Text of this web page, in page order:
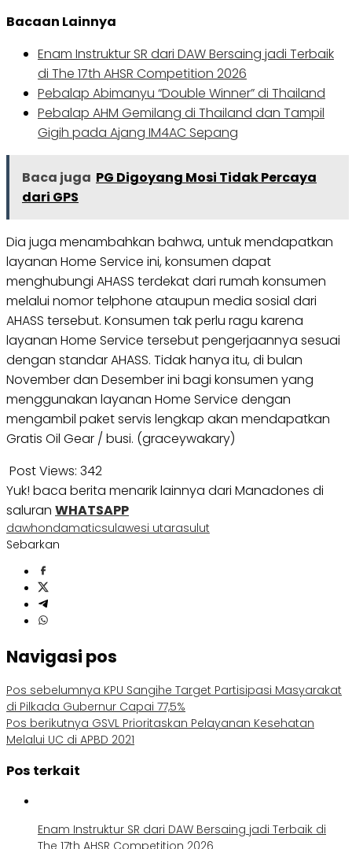
Bacaan Lainnya
Enam Instruktur SR dari DAW Bersaing jadi Terbaik
di The 17th AHSR Competition 2026
Pebalap Abimanyu “Double Winner” di Thailand
Pebalap AHM Gemilang di Thailand dan Tampil
Gigih pada Ajang IM4AC Sepang
Baca juga PG Digoyang Mosi Tidak Percaya
dari GPS
Dia juga menambahkan bahwa, untuk mendapatkan
layanan Home Service ini, konsumen dapat
menghubungi AHASS terdekat dari rumah konsumen
melalui nomor telphone ataupun media sosial dari
AHASS tersebut. Konsumen tak perlu ragu karena
layanan Home Service tersebut pengerjaannya sesuai
dengan standar AHASS. Tidak hanya itu, di bulan
November dan Desember ini bagi konsumen yang
menggunakan layanan Home Service dengan
mengambil paket servis lengkap akan mendapatkan
Gratis Oil Gear / busi. (graceywakary)
Post Views: 342
Yuk! baca berita menarik lainnya dari Manadones di
saluran WHATSAPP
dawhondamaticsulawesi utarasulut
Sebarkan
Navigasi pos
Pos sebelumnya KPU Sangihe Target Partisipasi Masyarakat
di Pilkada Gubernur Capai 77,5%
Pos berikutnya GSVL Prioritaskan Pelayanan Kesehatan
Melalui UC di APBD 2021
Pos terkait
Enam Instruktur SR dari DAW Bersaing jadi Terbaik di
The 17th AHSR Competition 2026